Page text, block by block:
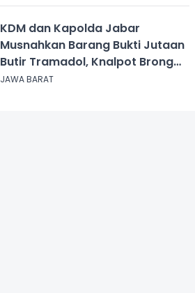
KDM dan Kapolda Jabar
Musnahkan Barang Bukti Jutaan
Butir Tramadol, Knalpot Brong
hingga Miras
JAWA BARAT